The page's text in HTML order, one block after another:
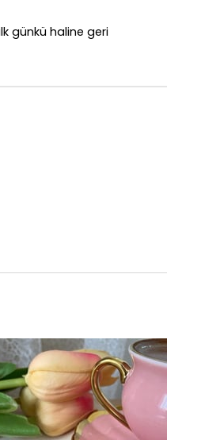
günkü haline geri